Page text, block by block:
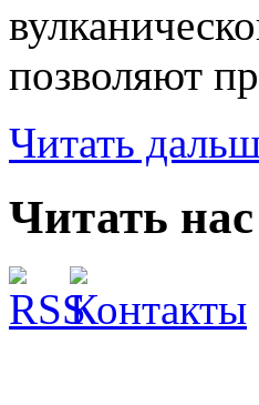
позволяют
Читать
Читать нас